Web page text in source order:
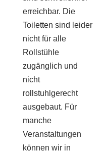
erreichbar. Die
Toiletten sind leider
nicht für alle
Rollstühle
zugänglich und
nicht
rollstuhlgerecht
ausgebaut. Für
manche
Veranstaltungen
können wir in